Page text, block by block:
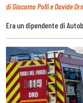
di Giacomo Polli e Davide
Era un dipendente di